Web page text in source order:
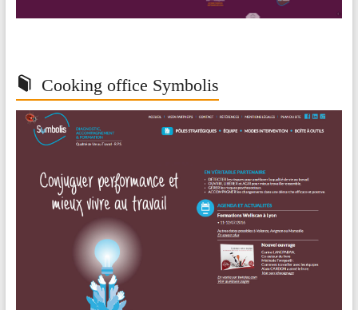
Cooking office Symbolis